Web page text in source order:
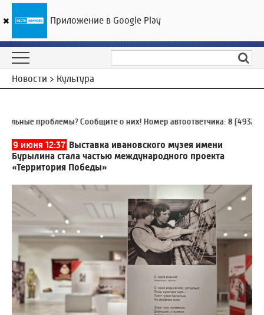
ГТРК «Ивтелерадио»
Новости > Культура
проблемы? Сообщите о них! Номер автоответчика:8 (4932)
9 июня 12:37 Выставка ивановского музея имени
Бурылина стала частью международного проекта
«Территория Победы»
Приложение в Google Play